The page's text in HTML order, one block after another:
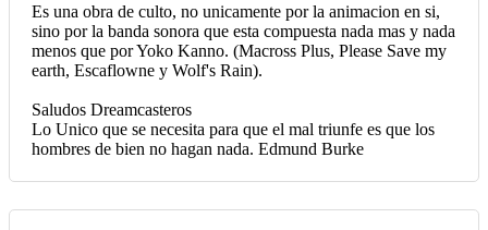
Es una obra de culto, no unicamente por la animacion en si,
sino por la banda sonora que esta compuesta nada mas y nada
menos que por Yoko Kanno. (Macross Plus, Please Save my
earth, Escaflowne y Wolf's Rain).
Saludos Dreamcasteros
Lo Unico que se necesita para que el mal triunfe es que los
hombres de bien no hagan nada. Edmund Burke